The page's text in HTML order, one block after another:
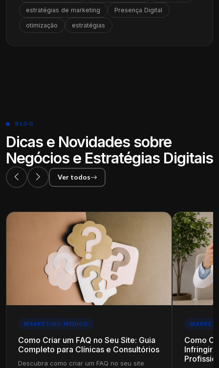
estratégias de marketing Presença Digital
otimização estratégias
BLOG
Dicas e Novidades sobre
Negócios e Estratégias Digitais
Ver todos
MARKETING MÉDICO
Como Criar um FAQ no Seu Site: Guia
Completo para Clínicas e Consultórios
Descubra como criar um FAQ no seu site
Como
Infringir